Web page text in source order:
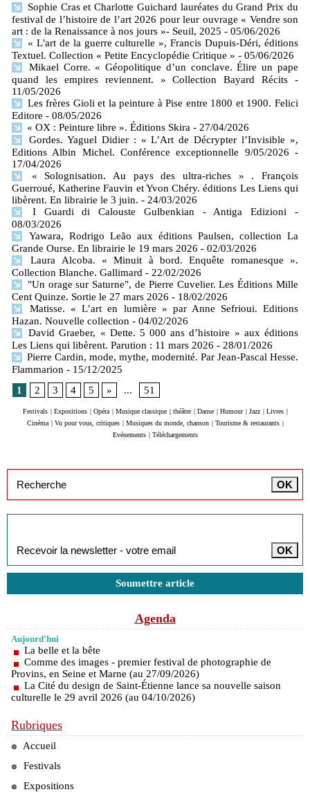
Sophie Cras et Charlotte Guichard lauréates du Grand Prix du
festival de l’histoire de l’art 2026 pour leur ouvrage « Vendre son
art : de la Renaissance à nos jours »- Seuil, 2025 - 05/06/2026
« L'art de la guerre culturelle », Francis Dupuis-Déri, éditions
Textuel. Collection « Petite Encyclopédie Critique » - 05/06/2026
Mikael Corre. « Géopolitique d’un conclave. Élire un pape
quand les empires reviennent. » Collection Bayard Récits
-
11/05/2026
Les frères Gioli et la peinture à Pise entre 1800 et 1900. Felici
Editore - 08/05/2026
« OX : Peinture libre ». Éditions Skira - 27/04/2026
Gordes. Yaguel Didier : « L’Art de Décrypter l’Invisible »,
Editions Albin Michel. Conférence exceptionnelle 9/05/2026 -
17/04/2026
« Solognisation. Au pays des ultra-riches » . François
Guerroué, Katherine Fauvin et Yvon Chéry. éditions Les Liens qui
libèrent. En librairie le 3 juin. - 24/03/2026
I Guardi di Calouste Gulbenkian - Antiga Edizioni
-
08/03/2026
Yawara, Rodrigo Leão aux éditions Paulsen, collection La
Grande Ourse. En librairie le 19 mars 2026 - 02/03/2026
Laura Alcoba. « Minuit à bord. Enquête romanesque ».
Collection Blanche. Gallimard - 22/02/2026
"Un orage sur Saturne", de Pierre Cuvelier. Les Éditions Mille
Cent Quinze. Sortie le 27 mars 2026 - 18/02/2026
Matisse. « L’art en lumière » par Anne Sefrioui. Editions
Hazan. Nouvelle collection - 04/02/2026
David Graeber, « Dette. 5 000 ans d’histoire » aux éditions
Les Liens qui libèrent. Parution : 11 mars 2026 - 28/01/2026
Pierre Cardin, mode, mythe, modernité. Par Jean-Pascal Hesse.
Flammarion - 15/12/2025
1
2 3 4 5 » ... 51
Festivals Expositions Opéra Musique classique théâtre Danse Humour Jazz Livres
Cinéma
Vu pour vous, critiques Musiques du monde, chanson Tourisme & restaurants
Evénements
Téléchargements
Soumettre article
Agenda
Aujourd'hui
La belle et la bête
Comme des images - premier festival de photographie de
Provins, en Seine et Marne (au 27/09/2026)
La Cité du design de Saint-Étienne lance sa nouvelle saison
culturelle le 29 avril 2026 (au 04/10/2026)
Rubriques
Accueil
Festivals
Expositions